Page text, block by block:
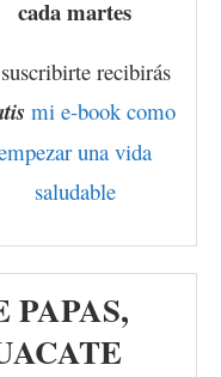
cada martes
recibirás
mi e-book como
una vida
saludable
PAPAS,